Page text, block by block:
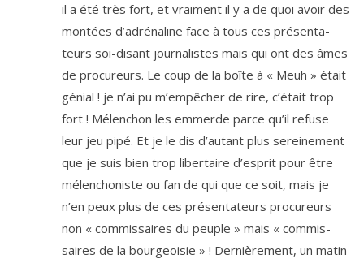
il a été très fort, et vrai­ment il y a de quoi avoir des
mon­tées d’a­dré­na­line face à tous ces pré­sen­ta­
teurs soi-disant jour­na­listes mais qui ont des âmes
de pro­cu­reurs. Le coup de la boîte à « Meuh » était
génial ! je n’ai pu m’empêcher de rire, c’é­tait trop
fort ! Mélenchon les emmerde parce qu’il refuse
leur jeu pipé. Et je le dis d’au­tant plus serei­ne­ment
que je suis bien trop liber­taire d’es­prit pour être
mélen­cho­niste ou fan de qui que ce soit, mais je
n’en peux plus de ces pré­sen­ta­teurs pro­cu­reurs
non « com­mis­saires du peuple » mais « com­mis­
saires de la bour­geoi­sie » ! Dernièrement, un matin